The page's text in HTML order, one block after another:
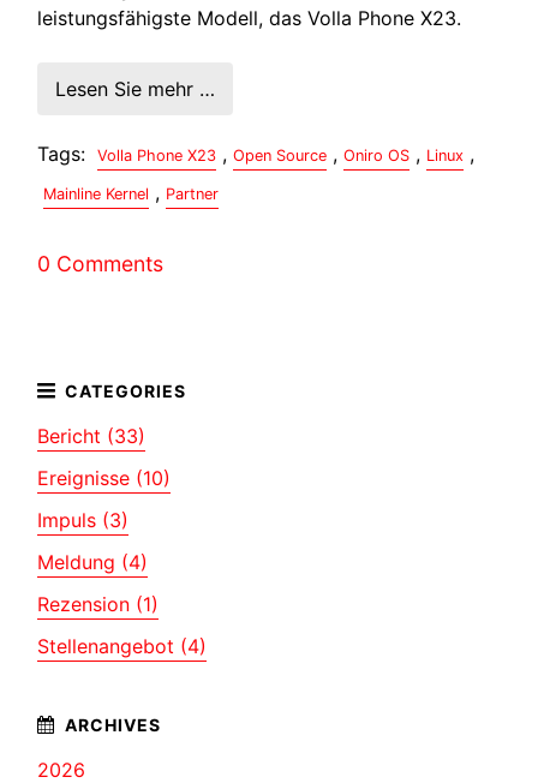
leistungsfähigste Modell, das Volla Phone X23.
Lesen Sie mehr …
Tags: Volla Phone X23 , Open Source , Oniro OS , Linux ,
Mainline Kernel , Partner
0 Comments
Bericht (33)
Ereignisse (10)
Impuls (3)
Meldung (4)
Rezension (1)
Stellenangebot (4)
2026